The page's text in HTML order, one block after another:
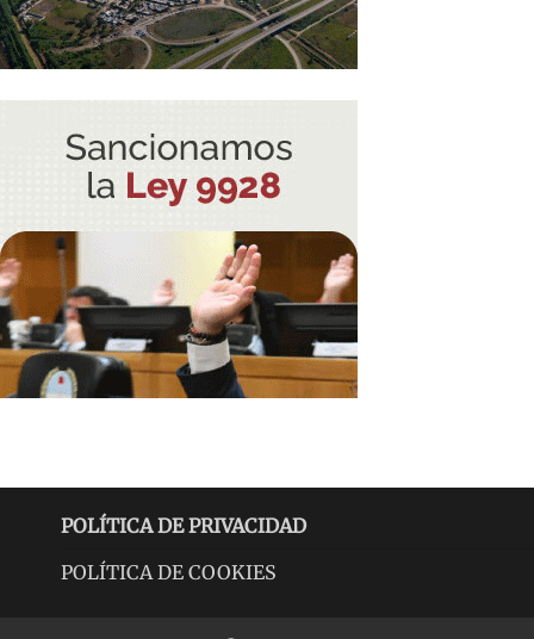
POLÍTICA DE PRIVACIDAD
POLÍTICA DE COOKIES